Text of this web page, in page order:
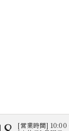
[営業時間] 10:00